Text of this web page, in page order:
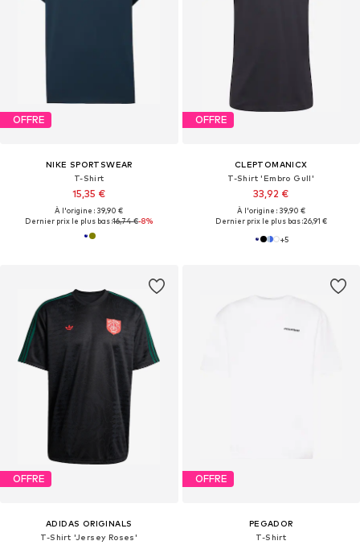
OFFRE
NIKE SPORTSWEAR
T-Shirt
15,35 €
À l'origine : 39,90 €
Dernier prix le plus bas :16,74 €-8%
OFFRE
CLEPTOMANICX
T-Shirt 'Embro Gull'
33,92 €
À l'origine : 39,90 €
Dernier prix le plus bas :26,91 €
+5
OFFRE
ADIDAS ORIGINALS
T-Shirt 'Jersey Roses'
OFFRE
PEGADOR
T-Shirt